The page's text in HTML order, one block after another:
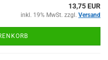
13,75 EUR
inkl. 19% MwSt. zzgl. Versand